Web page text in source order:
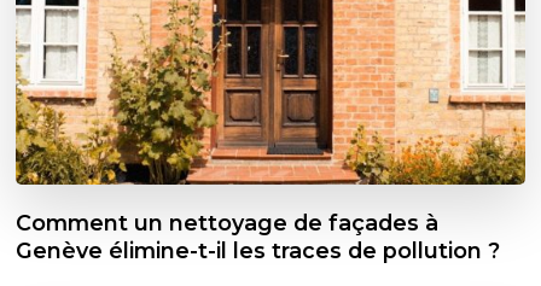
Comment un nettoyage de façades à
Genève élimine-t-il les traces de pollution ?